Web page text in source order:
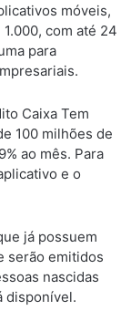
móveis,
com até 24
para
Caixa Tem
100 milhões de
ao mês. Para
e o
já possuem
serão emitidos
nascidas
disponível.